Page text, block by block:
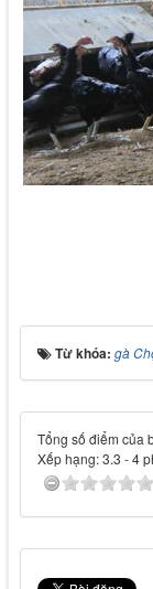
Từ khóa: gà
Tổng số điểm của
Xếp hạng:3.3 -4